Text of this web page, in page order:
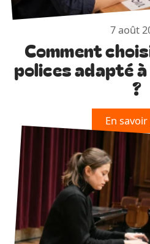
7 août
Comment
polices adapté
?
En